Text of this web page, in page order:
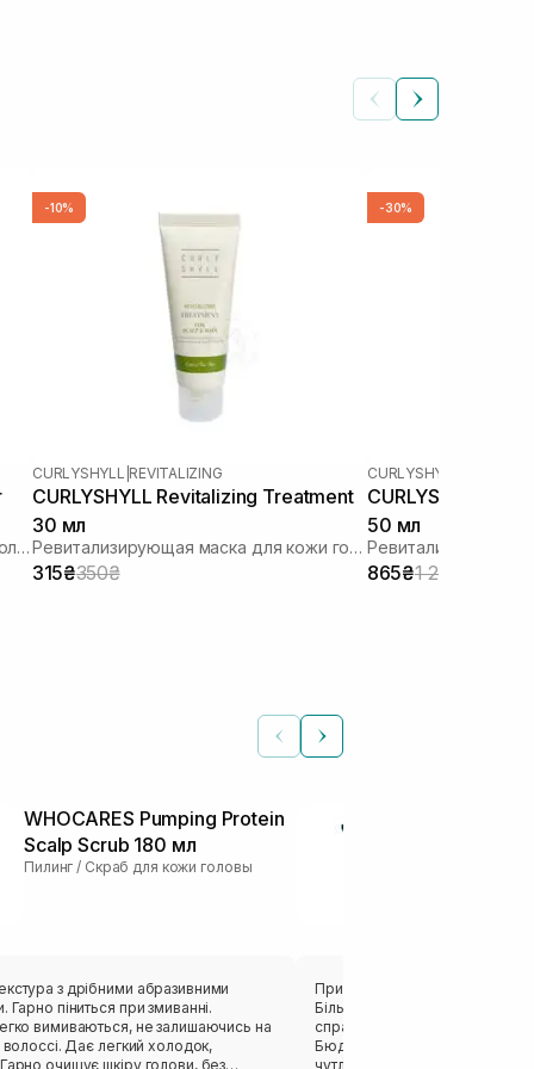
Укрепляющая маска от выпадения волос
-10%
CURLYSHYLL REVITALIZING
CURLYSHYLL Revitalizing Treatment
30 мл
Ревитализирующая маска для кожи головы и волос
315₴350₴
-30%
CURLYSHYLL
CURLYSHYLL
50 мл
865₴1 235₴
WHOCARES Pumping Protein
Scalp Scrub 180 мл
Пилинг / Скраб для кожи головы
з дрібними абразивними
Гарно піниться при змиванні.
вимиваються, не залишаючись на
легкий холодок,
Придбала засіб для догляду
Більше для відчуття
справляється максимально
Бюджетний, класний продукт
чутлива шкіра голови, яку